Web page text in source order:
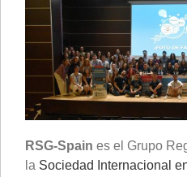
RSG-Spain es el Grupo
la Sociedad Internacional